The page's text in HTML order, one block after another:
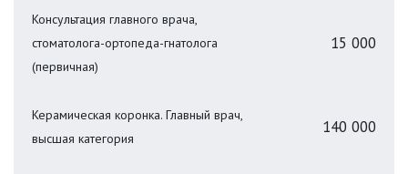
Консультация главного врача,
стоматолога-ортопеда-гнатолога
(первичная)
15 000
Керамическая коронка. Главный врач,
высшая категория
140 000